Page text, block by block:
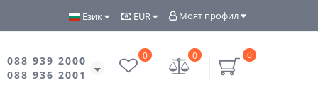
Моят профил
EUR
Език
088 939 2000
088 936 2001
0
0
0